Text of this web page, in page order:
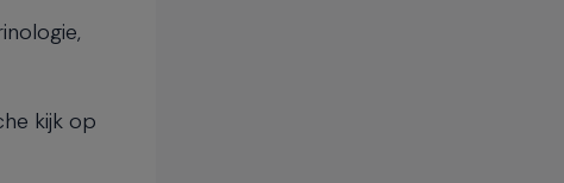
kijk op